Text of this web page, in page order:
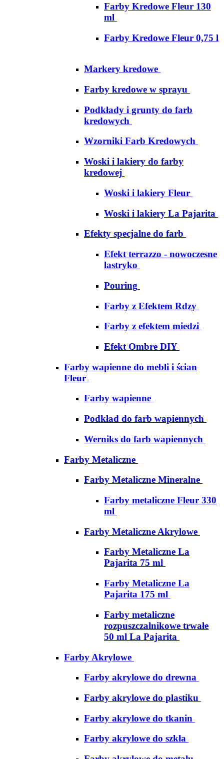
Farby Kredowe Fleur 130
ml
Farby Kredowe Fleur 0,75 l
Markery kredowe
Farby kredowe w sprayu
Podkłady i grunty do farb
kredowych
Wzorniki Farb Kredowych
Woski i lakiery do farby
kredowej
Woski i lakiery Fleur
Woski i lakiery La Pajarita
Efekty specjalne do farb
Efekt terrazzo - nowoczesne
lastryko
Pouring
Farby z Efektem Rdzy
Farby z efektem miedzi
Efekt Ombre DIY
Farby wapienne do mebli i ścian
Fleur
Farby wapienne
Podkład do farb wapiennych
Werniks do farb wapiennych
Farby Metaliczne
Farby Metaliczne Mineralne
Farby metaliczne Fleur 330
ml
Farby Metaliczne Akrylowe
Farby Metaliczne La
Pajarita 75 ml
Farby Metaliczne La
Pajarita 175 ml
Farby metaliczne
rozpuszczalnikowe trwałe
50 ml La Pajarita
Farby Akrylowe
Farby akrylowe do drewna
Farby akrylowe do plastiku
Farby akrylowe do tkanin
Farby akrylowe do szkła